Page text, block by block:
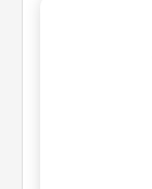
ها شده و
دهد.